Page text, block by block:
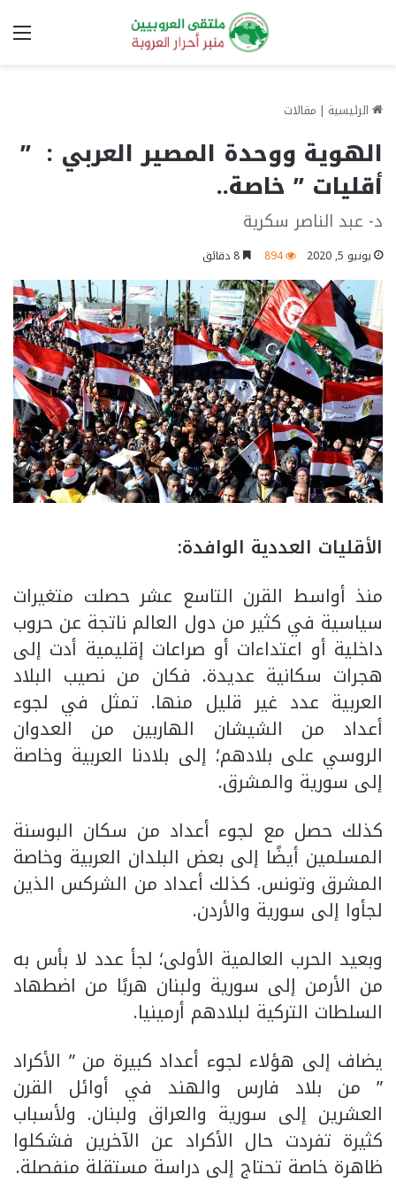
الرئيسية | مقالات
الهوية ووحدة المصير العربي : ”
أقليات ” خاصة..
د- عبد الناصر سكرية
يونيو 5, 2020 894
الأقليات العددية الوافدة:
منذ أواسط القرن التاسع عشر حصلت متغيرات
سياسية في كثير من دول العالم ناتجة عن حروب
داخلية أو اعتداءات أو صراعات إقليمية أدت إلى
هجرات سكانية عديدة. فكان من نصيب البلاد
العربية عدد غير قليل منها. تمثل في لجوء
أعداد من الشيشان الهاربين من العدوان
الروسي على بلادهم؛ إلى بلادنا العربية وخاصة
إلى سورية والمشرق.
كذلك حصل مع لجوء أعداد من سكان البوسنة
المسلمين أيضًا إلى بعض البلدان العربية وخاصة
المشرق وتونس. كذلك أعداد من الشركس الذين
لجأوا إلى سورية والأردن.
وبعيد الحرب العالمية الأولى؛ لجأ عدد لا بأس به
من الأرمن إلى سورية ولبنان هربًا من اضطهاد
السلطات التركية لبلادهم أرمينيا.
يضاف إلى هؤلاء لجوء أعداد كبيرة من ” الأكراد
” من بلاد فارس والهند في أوائل القرن
العشرين إلى سورية والعراق ولبنان. ولأسباب
كثيرة تفردت حال الأكراد عن الآخرين فشكلوا
ظاهرة خاصة تحتاج إلى دراسة مستقلة منفصلة.